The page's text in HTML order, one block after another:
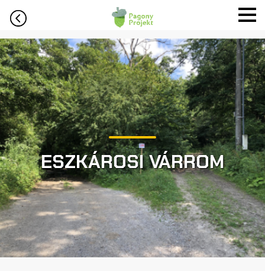
ESZKÁROSI VÁRROM